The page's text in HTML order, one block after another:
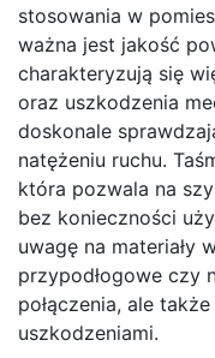
stosowania w
ważna jest jakość
charakteryzują się
oraz uszkodzenia
doskonale
natężeniu ruchu.
która pozwala na
bez konieczności
uwagę na materiały
przypodłogowe czy
połączenia, ale
uszkodzeniami.